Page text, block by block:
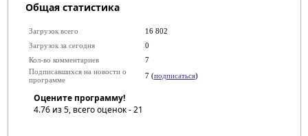
Общая статистика
Загрузок всего
16 802
Загрузок за сегодня
0
Кол-во комментариев
7
Подписавшихся на новости о
программе
7 (подписаться)
Оцените программу!
4.76из 5, всего оценок -21